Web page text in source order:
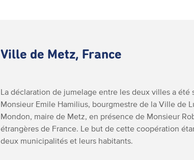
Ville de Metz, France
La déclaration de jumelage entre les deux villes a été
Monsieur Emile Hamilius, bourgmestre de la Ville de
Mondon, maire de Metz, en présence de Monsieur
étrangères de France. Le but de cette coopération
deux municipalités et leurs habitants.